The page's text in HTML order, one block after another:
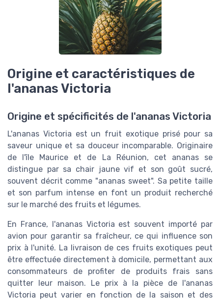
Origine et caractéristiques de
l'ananas Victoria
Origine et spécificités de l'ananas Victoria
L'ananas Victoria est un fruit exotique prisé pour sa
saveur unique et sa douceur incomparable. Originaire
de l'île Maurice et de La Réunion, cet ananas se
distingue par sa chair jaune vif et son goût sucré,
souvent décrit comme "ananas sweet". Sa petite taille
et son parfum intense en font un produit recherché
sur le marché des fruits et légumes.
En France, l'ananas Victoria est souvent importé par
avion pour garantir sa fraîcheur, ce qui influence son
prix à l'unité. La livraison de ces fruits exotiques peut
être effectuée directement à domicile, permettant aux
consommateurs de profiter de produits frais sans
quitter leur maison. Le prix à la pièce de l'ananas
Victoria peut varier en fonction de la saison et des